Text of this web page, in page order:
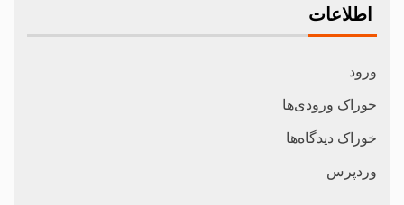
اطلاعات
ورود
خوراک ورودی‌ها
خوراک دیدگاه‌ها
وردپرس